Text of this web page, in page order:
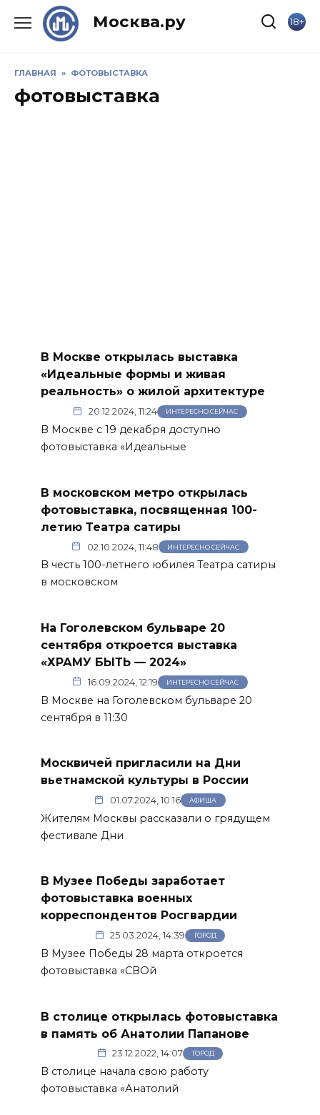
Москва.ру 18+
ГЛАВНАЯ » ФОТОВЫСТАВКА
фотовыставка
В Москве открылась выставка
«Идеальные формы и живая
реальность» о жилой архитектуре
20.12.2024, 11:24 ИНТЕРЕСНО СЕЙЧАС
В Москве с 19 декабря доступно
фотовыставка «Идеальные
В московском метро открылась
фотовыставка, посвященная 100-
летию Театра сатиры
02.10.2024, 11:48 ИНТЕРЕСНО СЕЙЧАС
В честь 100-летнего юбилея Театра сатиры
в московском
На Гоголевском бульваре 20
сентября откроется выставка
«ХРАМУ БЫТЬ — 2024»
16.09.2024, 12:19 ИНТЕРЕСНО СЕЙЧАС
В Москве на Гоголевском бульваре 20
сентября в 11:30
Москвичей пригласили на Дни
вьетнамской культуры в России
01.07.2024, 10:16 АФИША
Жителям Москвы рассказали о грядущем
фестивале Дни
В Музее Победы заработает
фотовыставка военных
корреспондентов Росгвардии
25.03.2024, 14:39 ГОРОД
В Музее Победы 28 марта откроется
фотовыставка «СВОй
В столице открылась фотовыставка
в память об Анатолии Папанове
23.12.2022, 14:07 ГОРОД
В столице начала свою работу
фотовыставка «Анатолий